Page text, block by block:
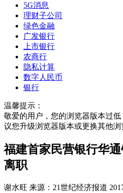
5G消息
理财子公司
绿色金融
广发银行
上市银行
农商行
隐私计算
数字人民币
银行
温馨提示：
敬爱的用户，您的浏览器版本过
议您升级浏览器版本或更换其他浏
福建首家民营银行华
离职
谢水旺 来源： 21世纪经济报道